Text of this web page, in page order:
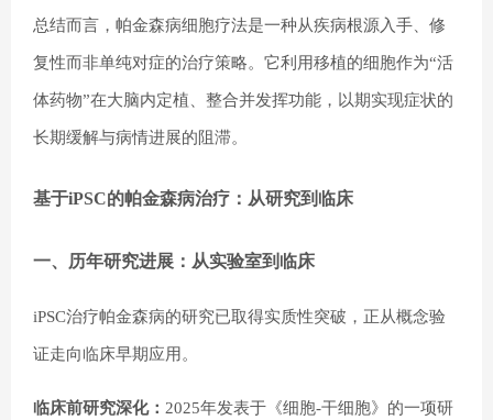
总结而言，帕金森病细胞疗法是一种从疾病根源入手、修
复性而非单纯对症的治疗策略。它利用移植的细胞作为“活
体药物”在大脑内定植、整合并发挥功能，以期实现症状的
长期缓解与病情进展的阻滞。
基于iPSC的帕金森病治疗：从研究到临床
一、历年研究进展：从实验室到临床
iPSC治疗帕金森病的研究已取得实质性突破，正从概念验
证走向临床早期应用。
临床前研究深化： 2025年发表于《细胞-干细胞》的一项研